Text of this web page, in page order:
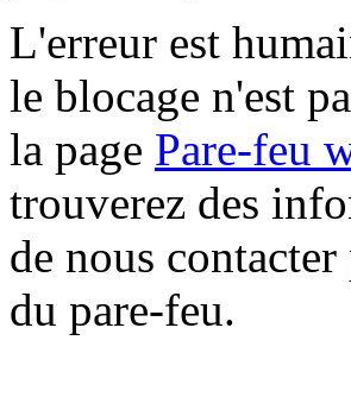
L'erreur est
le blocage n'est
la page Pare-feu
trouverez des
de nous
du pare-feu.